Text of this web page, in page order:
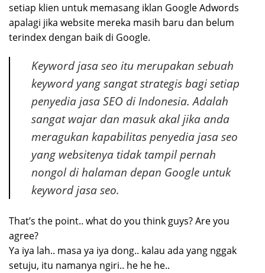
setiap klien untuk memasang iklan Google Adwords
apalagi jika website mereka masih baru dan belum
terindex dengan baik di Google.
Keyword jasa seo itu merupakan sebuah
keyword yang sangat strategis bagi setiap
penyedia jasa SEO di Indonesia. Adalah
sangat wajar dan masuk akal jika anda
meragukan kapabilitas penyedia jasa seo
yang websitenya tidak tampil pernah
nongol di halaman depan Google untuk
keyword jasa seo.
That’s the point.. what do you think guys? Are you
agree?
Ya iya lah.. masa ya iya dong.. kalau ada yang nggak
setuju, itu namanya ngiri.. he he he..